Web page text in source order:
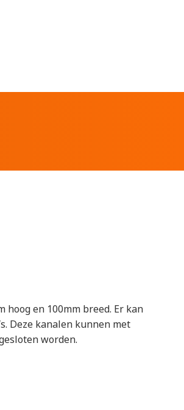
hoog en 100mm breed. Er kan
Deze kanalen kunnen met
worden.